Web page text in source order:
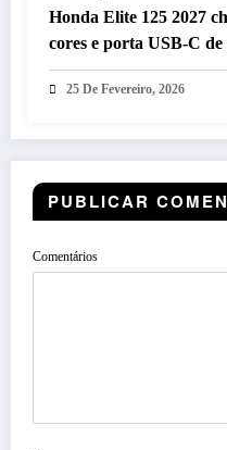
Honda Elite 125 2027
cores e porta USB-C de
25 De Fevereiro, 2026
PUBLICAR
Comentários